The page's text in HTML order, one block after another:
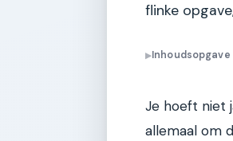
flinke
▶Inhoudsopgave
Je hoeft niet
allemaal om